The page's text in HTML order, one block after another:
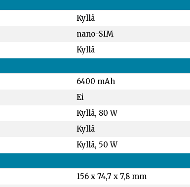
Kyllä
nano-SIM
Kyllä
6400 mAh
Ei
Kyllä, 80 W
Kyllä
Kyllä, 50 W
156 x 74,7 x 7,8 mm